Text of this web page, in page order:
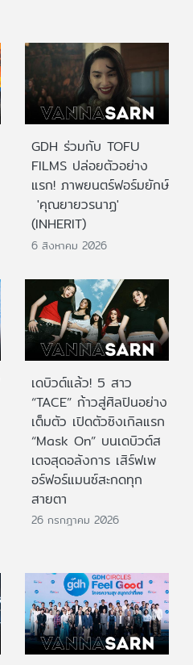
GDH ร่วมกับ TOFU
FILMS ปล่อยตัวอย่าง
แรก! ภาพยนตร์ฟอร์มยักษ์
'คุณยายวรนาฏ'
(INHERIT)
6 สิงหาคม 2026
เดบิวต์แล้ว! 5 สาว
“TACE” ก้าวสู่ศิลปินอย่าง
เต็มตัว เปิดตัวซิงเกิลแรก
“Mask On” บนเดบิวต์ส
เตจสุดอลังการ เสิร์ฟเพ
อร์ฟอร์แมนซ์สะกดทุก
สายตา
26 กรกฎาคม 2026